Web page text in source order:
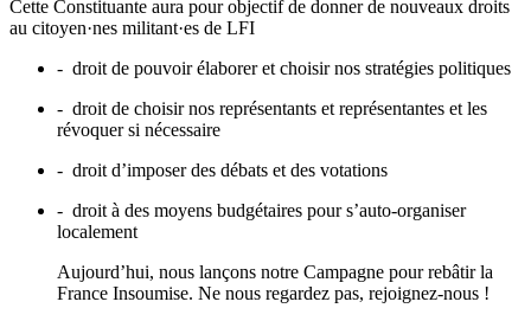
Cette Constituante aura pour objectif de donner de nouveaux droits
au citoyen·nes militant·es de LFI
- droit de pouvoir élaborer et choisir nos stratégies politiques
- droit de choisir nos représentants et représentantes et les
révoquer si nécessaire
- droit d’imposer des débats et des votations
- droit à des moyens budgétaires pour s’auto-organiser
localement
Aujourd’hui, nous lançons notre Campagne pour rebâtir la
France Insoumise. Ne nous regardez pas, rejoignez-nous !